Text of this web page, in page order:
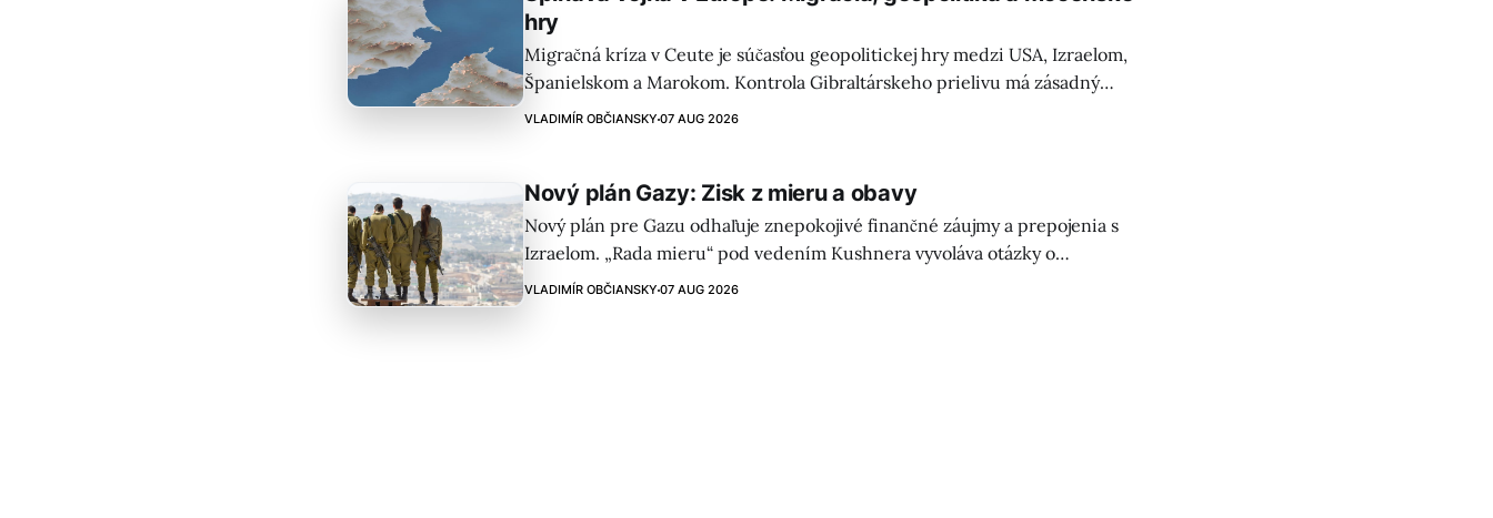
hry
Migračná kríza v Ceute je súčasťou geopolitickej hry medzi USA, Izraelom,
Španielskom a Marokom. Kontrola Gibraltárskeho prielivu má zásadný
význam pre energetiku a Španielsko čelí tlaku USA.
VLADIMÍR OBČIANSKY 07 AUG 2026
Nový plán Gazy: Zisk z mieru a obavy
Nový plán pre Gazu odhaľuje znepokojivé finančné záujmy a prepojenia s
Izraelom. „Rada mieru“ pod vedením Kushnera vyvoláva otázky o
transparentnosti, vplyve súkromných vojenských spoločností a
VLADIMÍR OBČIANSKY 07 AUG 2026